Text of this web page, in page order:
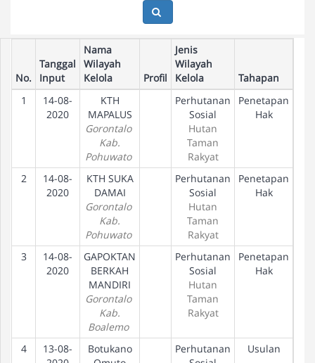
No.
Tanggal
Input
Nama
Wilayah
Kelola
Profil
Jenis
Wilayah
Kelola
Tahapan
1
14-08-
2020
KTH
MAPALUS
Gorontalo
Kab.
Pohuwato
Perhutanan
Sosial
Hutan
Taman
Rakyat
Penetapan
Hak
2
14-08-
2020
KTH SUKA
DAMAI
Gorontalo
Kab.
Pohuwato
Perhutanan
Sosial
Hutan
Taman
Rakyat
Penetapan
Hak
3
14-08-
2020
GAPOKTAN
BERKAH
MANDIRI
Gorontalo
Kab.
Boalemo
Perhutanan
Sosial
Hutan
Taman
Rakyat
Penetapan
Hak
4
13-08-
Botukano
Perhutanan
Usulan